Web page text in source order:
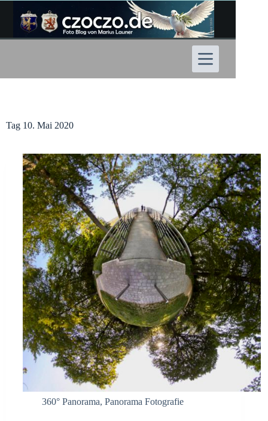
Inhalt
springen
Tag 10. Mai 2020
360° Panorama, Panorama Fotografie